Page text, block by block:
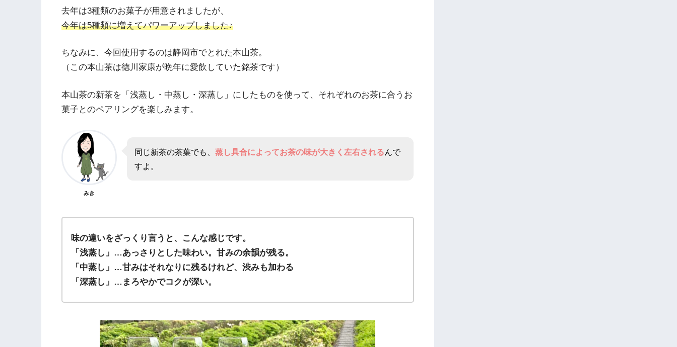
去年は3種類のお菓子が用意されましたが、
今年は5種類に増えてパワーアップしました♪
ちなみに、今回使用するのは静岡市でとれた本山茶。
（この本山茶は徳川家康が晩年に愛飲していた銘茶です）
本山茶の新茶を「浅蒸し・中蒸し・深蒸し」にしたものを使って、それぞれのお茶に合うお
菓子とのペアリングを楽しみます。
みき
同じ新茶の茶葉でも、 蒸し具合によってお茶の味が大きく左右されるんで
すよ。
味の違いをざっくり言うと、こんな感じです。
「浅蒸し」…あっさりとした味わい。甘みの余韻が残る。
「中蒸し」…甘みはそれなりに残るけれど、渋みも加わる
「深蒸し」…まろやかでコクが深い。